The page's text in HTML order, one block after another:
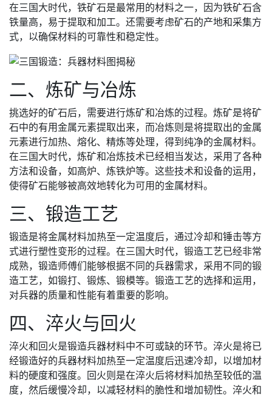
在三国大时代，铁矿石是最常用的材料之一，因为铁矿石含
铁量高，易于提取和加工。还需要考虑矿石的产地和采集方
式，以确保材料的可靠性和稳定性。
二、炼矿与冶炼
挑选好的矿石后，需要进行炼矿和冶炼的过程。炼矿是将矿
石中的有用金属元素提取出来，而冶炼则是将提取出的金属
元素进行加热、熔化、精炼等处理，得到纯净的金属材料。
在三国大时代，炼矿和冶炼技术已经相当发达，采用了各种
方法和设备，如高炉、炼铁炉等。这些技术和设备的运用，
使得矿石能够被高效地转化为可用的金属材料。
三、锻造工艺
锻造是将金属材料加热至一定温度后，通过冷却和锤击等方
式进行塑性变形的过程。在三国大时代，锻造工艺已经非常
成熟，锻造师傅们能够根据不同的兵器需求，采用不同的锻
造工艺，如锻打、锻炼、锻模等。锻造工艺的选择和运用，
对兵器的质量和性能有着重要的影响。
四、淬火与回火
淬火和回火是锻造兵器材料中不可或缺的环节。淬火是将已
经锻造好的兵器材料加热至一定温度后迅速冷却，以增加材
料的硬度和强度。回火则是在淬火后将材料加热至较低的温
度，然后缓慢冷却，以减轻材料的脆性和增加韧性。淬火和